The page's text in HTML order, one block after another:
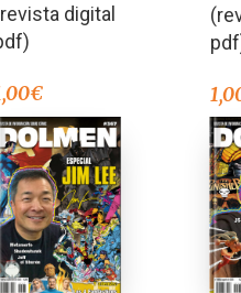
digital
€